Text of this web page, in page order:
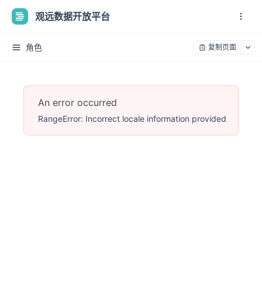
观远数据开放平台
角色 复制页面
An error occurred
RangeError: Incorrect locale information provided